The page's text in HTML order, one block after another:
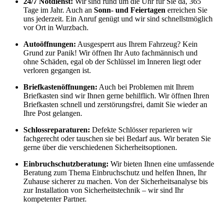
Tage im Jahr. Auch an Sonn- und Feiertagen erreichen Sie
uns jederzeit. Ein Anruf genügt und wir sind schnellstmöglich
vor Ort in Wurzbach.
Autoöffnungen: Ausgesperrt aus Ihrem Fahrzeug? Kein
Grund zur Panik! Wir öffnen Ihr Auto fachmännisch und
ohne Schäden, egal ob der Schlüssel im Inneren liegt oder
verloren gegangen ist.
Briefkastenöffnungen: Auch bei Problemen mit Ihrem
Briefkasten sind wir Ihnen gerne behilflich. Wir öffnen Ihren
Briefkasten schnell und zerstörungsfrei, damit Sie wieder an
Ihre Post gelangen.
Schlossreparaturen: Defekte Schlösser reparieren wir
fachgerecht oder tauschen sie bei Bedarf aus. Wir beraten Sie
gerne über die verschiedenen Sicherheitsoptionen.
Einbruchschutzberatung: Wir bieten Ihnen eine umfassende
Beratung zum Thema Einbruchschutz und helfen Ihnen, Ihr
Zuhause sicherer zu machen. Von der Sicherheitsanalyse bis
zur Installation von Sicherheitstechnik – wir sind Ihr
kompetenter Partner.